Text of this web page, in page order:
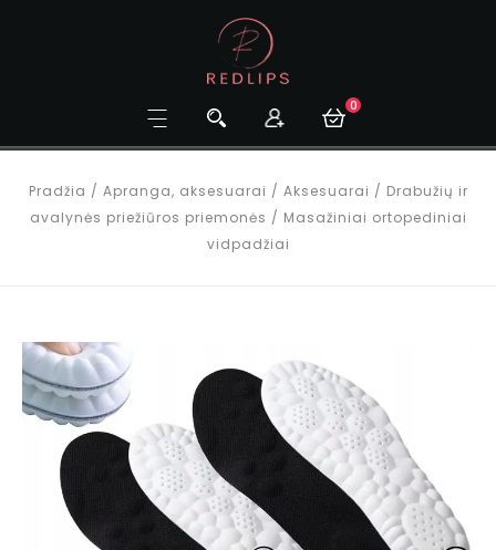
0
Pradžia / Apranga, aksesuarai / Aksesuarai / Drabužių ir
avalynės priežiūros priemonės / Masažiniai ortopediniai
vidpadžiai